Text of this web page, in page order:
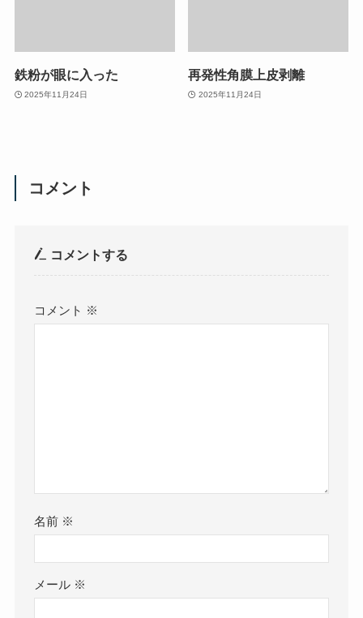
鉄粉が眼に入った
2025年11月24日
再発性角膜上皮剥離
2025年11月24日
コメント
コメントする
コメント ※
名前 ※
メール ※